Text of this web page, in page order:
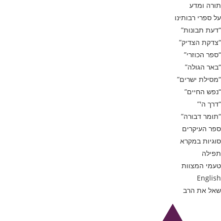
תורה ומדע
על ספרי רבותינו
“דעת תבונות”
“צדקת הצדיק”
“ספר הכוזרי”
“באר הגולה”
“מסילת ישרים”
“נפש החיים”
“דרך ה'”
“תומר דבורה”
ספר העיקרים
סוגיות במקרא
תפילה
טעמי המצוות
English
שאל את הרב